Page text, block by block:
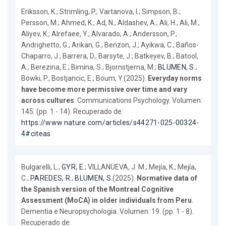
Eriksson, K.; Strimling, P.; Vartanova, I.; Simpson, B.;
Persson, M.; Ahmed, K.; Ad, N.; Aldashev, A.; Ali, H.; Ali, M.;
Aliyev, K.; Alrefaee, Y.; Alvarado, A.; Andersson, P.;
Andrighetto, G.; Arikan, G.; Benzon, J.; Ayikwa, C.; Baños-
Chaparro, J.; Barrera, D.; Barsyte, J.; Batkeyev, B.; Batool,
A.; Berezina, E.; Bimina, S.; Bjornstjerna, M.; BLUMEN, S.;
Bowki, P.; Bostjancic, E.; Boum, Y.(2025). Everyday norms
have become more permissive over time and vary
across cultures. Communications Psychology. Volumen:
145. (pp. 1 - 14). Recuperado de:
https://www.nature.com/articles/s44271-025-00324-
4#citeas
Bulgarelli, L.; GYR, E.; VILLANUEVA, J. M.; Mejía, K.; Mejía,
C.; PAREDES, R.; BLUMEN, S.(2025). Normative data of
the Spanish version of the Montreal Cognitive
Assessment (MoCA) in older individuals from Peru.
Dementia e Neuropsychologia. Volumen: 19. (pp. 1 - 8).
Recuperado de: